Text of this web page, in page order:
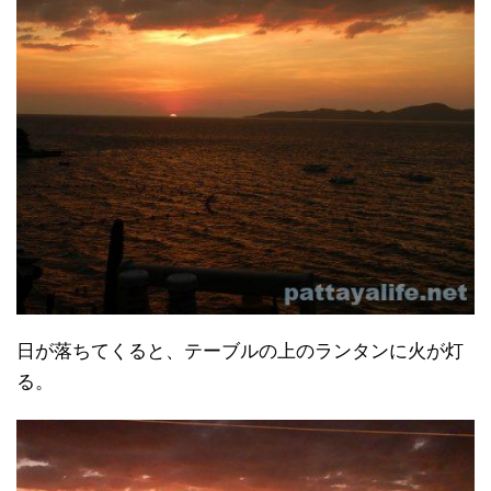
日が落ちてくると、テーブルの上のランタンに火が灯
る。